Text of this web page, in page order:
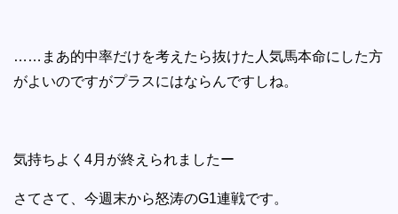
……まあ的中率だけを考えたら抜けた人気馬本命にした方
がよいのですがプラスにはならんですしね。
気持ちよく4月が終えられましたー
さてさて、今週末から怒涛のG1連戦です。